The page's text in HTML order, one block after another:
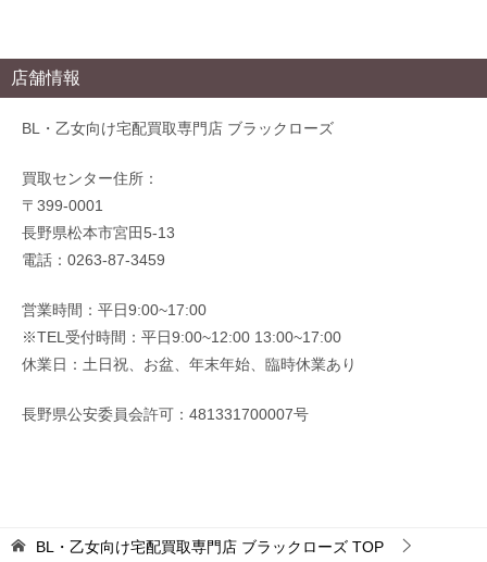
店舗情報
BL・乙女向け宅配買取専門店 ブラックローズ
買取センター住所：
〒399-0001
長野県松本市宮田5-13
電話：0263-87-3459
営業時間：平日9:00~17:00
※TEL受付時間：平日9:00~12:00 13:00~17:00
休業日：土日祝、お盆、年末年始、臨時休業あり
長野県公安委員会許可：481331700007号
BL・乙女向け宅配買取専門店 ブラックローズ TOP